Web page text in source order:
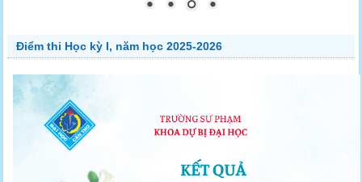
Điểm thi Học kỳ I, năm học 2025-2026